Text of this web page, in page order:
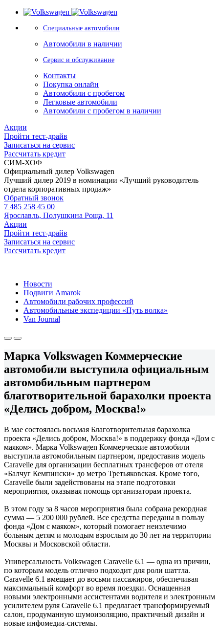
Специальные автомобили
Автомобили в наличии
Сервис и обслуживание
Контакты
Покупка онлайн
Автомобили с пробегом
Легковые автомобили
Автомобили с пробегом в наличии
Акции
Пройти тест-драйв
Записаться на сервис
Рассчитать кредит
СИМ-ХОФ
Официальный дилер Volkswagen
Лучший дилер 2019 в номинации «Лучший руководитель
отдела корпоративных продаж»
Обратный звонок
7 485 258 45 00
Ярославль, Полушкина Роща, 11
Акции
Пройти тест-драйв
Записаться на сервис
Рассчитать кредит
Новости
Подвиги Amarok
Автомобили рабочих профессий
Автомобильные экспедиции «Путь волка»
Van Journal
Марка Volkswagen Коммерческие
автомобили выступила официальным
автомобильным партнером
благотворительной барахолки проекта
«Делись добром, Москва!»
В мае состоялась восьмая Благотворительная барахолка
проекта «Делись добром, Москва!» в поддержку фонда «Дом с
маяком». Марка Volkswagen Коммерческие автомобили
выступила автомобильным партнером, предоставив модель
Caravelle для организации бесплатных трансферов от отеля
«Балчуг Кемпински» до метро Третьяковская. Кроме того,
Caravelle были задействованы на этапе подготовки
мероприятия, оказывая помощь организаторам проекта.
В этом году за 8 часов мероприятия была собрана рекордная
сумма — 5 200 000 рублей. Все средства переданы в пользу
фонда «Дом с маяком», который помогает неизлечимо
больным детям и молодым взрослым до 30 лет на территории
Москвы и Московской области.
Универсальность Volkswagen Caravelle 6.1 — одна из причин,
по которым модель отлично подходит для роли шаттла.
Caravelle 6.1 вмещает до восьми пассажиров, обеспечивая
максимальный комфорт во время поездки. Оснащенная
новыми электронными ассистентами водителя и электронным
усилителем руля Caravelle 6.1 предлагает трансформируемый
салон, продуманную шумоизоляцию, практичный дизайн и
новые инфомедиа-системы.